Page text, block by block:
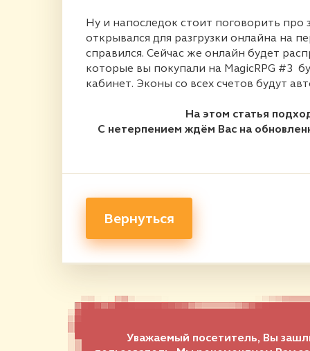
Ну и напоследок стоит поговорить про
открывался для разгрузки онлайна на
справился. Сейчас же онлайн будет
которые вы покупали на MagicRPG #3
кабинет. Эконы со всех счетов будут
На этом статья
С нетерпением ждём Вас на
Вернуться
Уважаемый посетитель, Вы